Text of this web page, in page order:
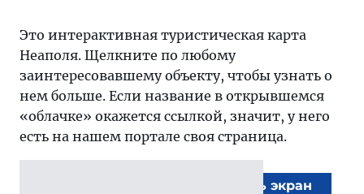
Это интерактивная туристическая карта
Неаполя. Щелкните по любому
заинтересовавшему объекту, чтобы узнать о
нем больше. Если название в открывшемся
«облачке» окажется ссылкой, значит, у него
есть на нашем портале своя страница.
На весь экран